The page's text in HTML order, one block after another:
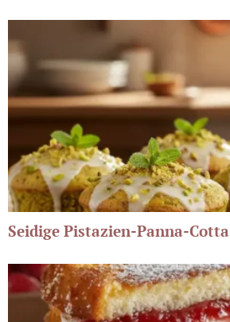
Seidige Pistazien-Panna-Cotta